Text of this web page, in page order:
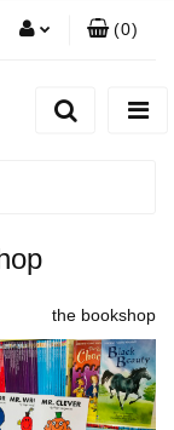
(0)
the bookshop